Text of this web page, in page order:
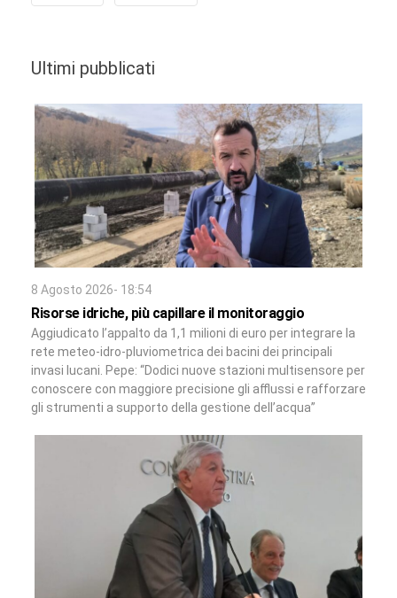
Ultimi pubblicati
8 Agosto 2026- 18:54
Risorse idriche, più capillare il monitoraggio
Aggiudicato l’appalto da 1,1 milioni di euro per integrare la
rete meteo-idro-pluviometrica dei bacini dei principali
invasi lucani. Pepe: “Dodici nuove stazioni multisensore per
conoscere con maggiore precisione gli afflussi e rafforzare
gli strumenti a supporto della gestione dell’acqua”